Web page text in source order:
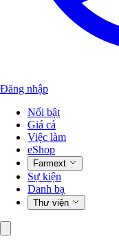
Đăng nhập
Nổi bật
Giá cả
Việc làm
eShop
Farmext
Sự kiện
Danh bạ
Thư viện